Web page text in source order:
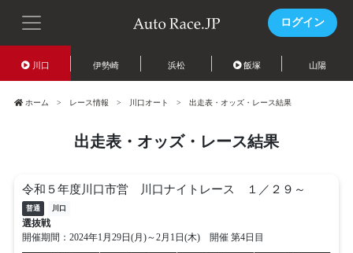
ログイン
川口 伊勢崎 浜松 飯塚 山陽
ホーム レース情報 川口オート 出走表・オッズ・レース結果
出走表・オッズ・レース結果
令和５年度川口市営 川口ナイトレース １／２９～
普通 川口
選抜戦
開催期間：2024年1月29日(月)～2月1日(木) 開催 第4日目